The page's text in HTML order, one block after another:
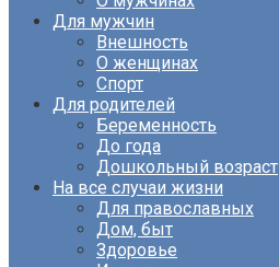
Для мужчин
Внешность
О женщинах
Спорт
Для родителей
Беременность
До года
Дошкольный возраст
На все случаи жизни
Для православных
Дом, быт
Здоровье